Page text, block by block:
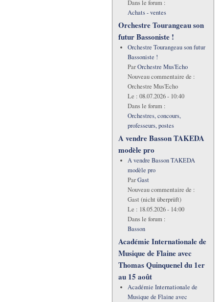
Dans le forum :
Achats - ventes
Orchestre Tourangeau son
futur Bassoniste !
Orchestre Tourangeau son futur
Bassoniste !
ParOrchestre Mus'Echo
Nouveau commentaire de :
Orchestre Mus'Echo
Le : 08.07.2026 - 10:40
Dans le forum :
Orchestres, concours,
professeurs, postes
A vendre Basson TAKEDA
modèle pro
A vendre Basson TAKEDA
modèle pro
ParGast
Nouveau commentaire de :
Gast (nicht überprüft)
Le : 18.05.2026 - 14:00
Dans le forum :
Basson
Académie Internationale de
Musique de Flaine avec
Thomas Quinquenel du 1er
au 15 août
Académie Internationale de
Musique de Flaine avec